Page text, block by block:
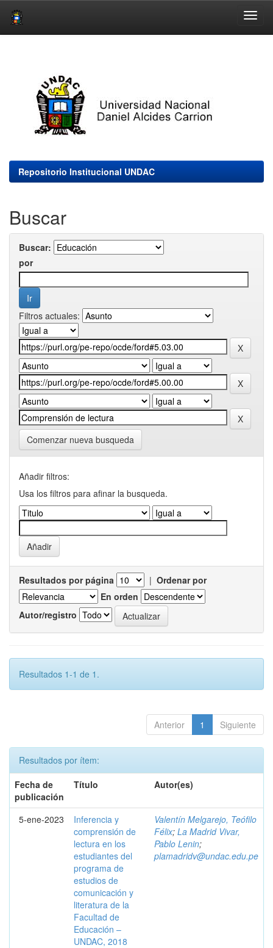
Repositorio Institucional UNDAC
Buscar
Buscar:
por
Filtros actuales:
Comenzar nueva busqueda
Añadir filtros:
Usa los filtros para afinar la busqueda.
Resultados por página | Ordenar por
En orden
Autor/registro
Resultados 1-1 de 1.
Anterior 1 Siguiente
Resultados por ítem:
Fecha de
publicación
Título Autor(es)
5-ene-2023
Inferencia y
comprensión de
lectura en los
estudiantes del
programa de
estudios de
comunicación y
literatura de la
Facultad de
Educación –
UNDAC, 2018
Valentín Melgarejo, Teófilo
Félix; La Madrid Vivar,
Pablo Lenin;
plamadridv@undac.edu.pe